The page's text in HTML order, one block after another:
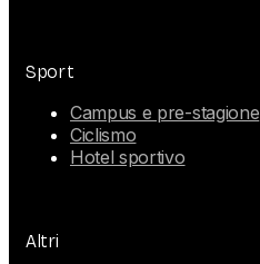
Sport
Campus e pre-stagione
Ciclismo
Hotel sportivo
Altri